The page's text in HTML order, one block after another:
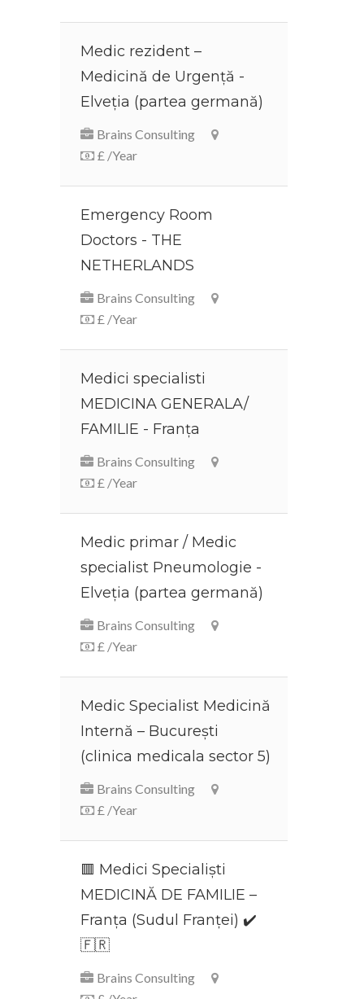
Medic rezident –
Medicină de Urgență -
Elveția (partea germană)
Brains Consulting
£ /Year
Emergency Room
Doctors - THE
NETHERLANDS
Brains Consulting
£ /Year
Medici specialisti
MEDICINA GENERALA/
FAMILIE - Franța
Brains Consulting
£ /Year
Medic primar / Medic
specialist Pneumologie -
Elveția (partea germană)
Brains Consulting
£ /Year
Medic Specialist Medicină
Internă – București
(clinica medicala sector 5)
Brains Consulting
£ /Year
🟥 Medici Specialiști
MEDICINĂ DE FAMILIE –
Franța (Sudul Franței) ✔️
🇫🇷
Brains Consulting